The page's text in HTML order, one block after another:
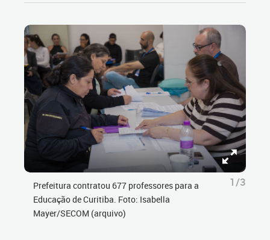
Prefeitura contratou 677 professores para a
Educação de Curitiba. Foto: Isabella
Mayer/SECOM (arquivo)
1/3